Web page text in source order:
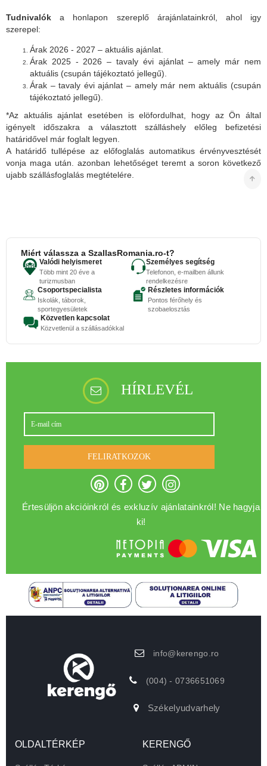
Tudnivalók a honlapon szereplő árajánlatainkról, ahol igy
szerepel:
Árak 2026 - 2027 – aktuális ajánlat.
Árak 2025 - 2026 – tavaly évi ajánlat – amely már nem
aktuális (csupán tájékoztató jellegű).
Árak – tavaly évi ajánlat – amely már nem aktuális (csupán
tájékoztató jellegű).
*Az aktuális ajánlat esetében is elöfordulhat, hogy az Ön által
igényelt időszakra a választott szálláshely előleg befizetési
határidővel már foglalt legyen.
A határidő tullépése az előfoglalás automatikus érvényvesztését
vonja maga után. azonban lehetőséget teremt a soron következő
ujabb szállásfoglalás megtételére.
Miért válassza a SzallasRomania.ro-t?
Valódi helyismeret
Több mint 20 éve a
turizmusban
Személyes segítség
Telefonon, e-mailben állunk
rendelkezésre
Csoportspecialista
Iskolák, táborok,
sportegyesületek
Részletes információk
Pontos férőhely és
szobaelosztás
Közvetlen kapcsolat
Közvetlenül a szállásadókkal
HÍRLEVÉL
FELIRATKOZOK
Értesüljön akcióinkról és exkluzív ajánlatainkról! Ne hagyja
ki!
info@kerengo.ro
(004) - 0736651069
Székelyudvarhely
OLDALTÉRKÉP KERENGŐ